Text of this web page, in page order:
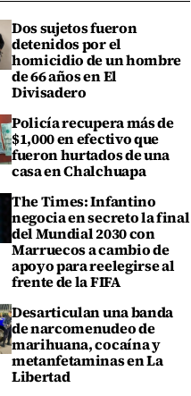
Dos sujetos fueron
detenidos por el
homicidio de un hombre
de 66 años en El
Divisadero
Policía recupera más de
$1,000 en efectivo que
fueron hurtados de una
casa en Chalchuapa
The Times: Infantino
negocia en secreto la final
del Mundial 2030 con
Marruecos a cambio de
apoyo para reelegirse al
frente de la FIFA
Desarticulan una banda
de narcomenudeo de
marihuana, cocaína y
metanfetaminas en La
Libertad